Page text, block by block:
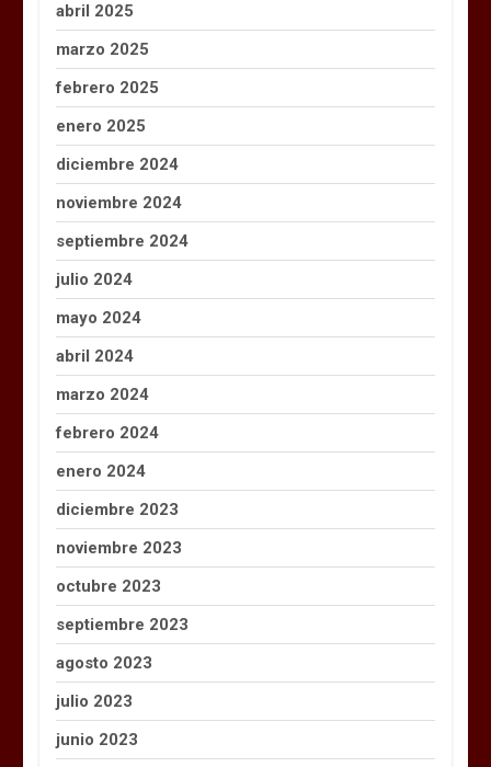
abril 2025
marzo 2025
febrero 2025
enero 2025
diciembre 2024
noviembre 2024
septiembre 2024
julio 2024
mayo 2024
abril 2024
marzo 2024
febrero 2024
enero 2024
diciembre 2023
noviembre 2023
octubre 2023
septiembre 2023
agosto 2023
julio 2023
junio 2023